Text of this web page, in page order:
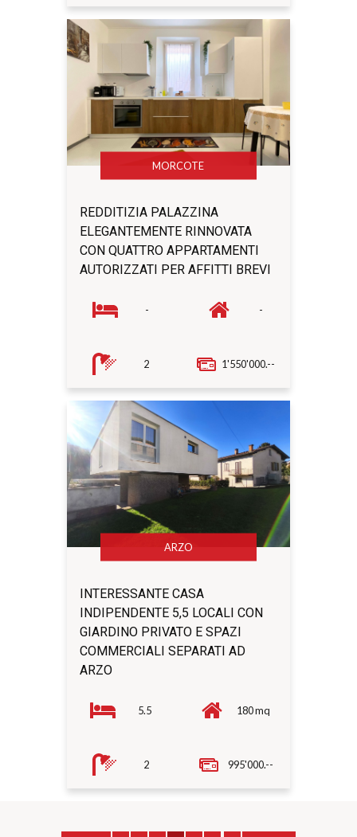
MORCOTE
REDDITIZIA PALAZZINA
ELEGANTEMENTE RINNOVATA
CON QUATTRO APPARTAMENTI
AUTORIZZATI PER AFFITTI BREVI
1'550'000.--
- -
2
ARZO
INTERESSANTE CASA
INDIPENDENTE 5,5 LOCALI CON
GIARDINO PRIVATO E SPAZI
COMMERCIALI SEPARATI AD
ARZO
995'000.--
5.5 180 mq
2